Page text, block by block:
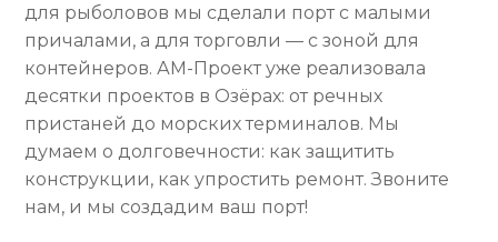
для рыболовов мы сделали порт с малыми
причалами, а для торговли — с зоной для
контейнеров. АМ-Проект уже реализовала
десятки проектов в Озёрах: от речных
пристаней до морских терминалов. Мы
думаем о долговечности: как защитить
конструкции, как упростить ремонт. Звоните
нам, и мы создадим ваш порт!